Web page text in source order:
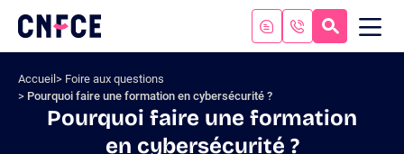
contenu
Logo
site
Accueil
Foire aux questions
Pourquoi faire une formation en cybersécurité ?
Pourquoi faire une formation
en cybersécurité ?